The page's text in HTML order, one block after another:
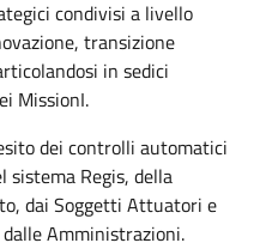
condivisi a livello
transizione
in sedici
MissionI.
dei controlli automatici
sistema Regis, della
dai Soggetti Attuatori e
Amministrazioni.